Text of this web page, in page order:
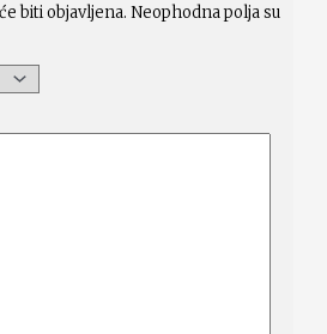
biti objavljena. Neophodna polja su